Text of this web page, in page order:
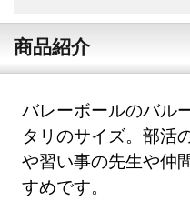
商品紹介
バレーボールのバル
タリのサイズ。部活
や習い事の先生や仲
すめです。